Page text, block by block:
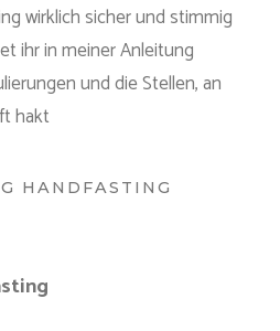
wirklich sicher und stimmig
ihr in meiner Anleitung
und die Stellen, an
hakt
HANDFASTING